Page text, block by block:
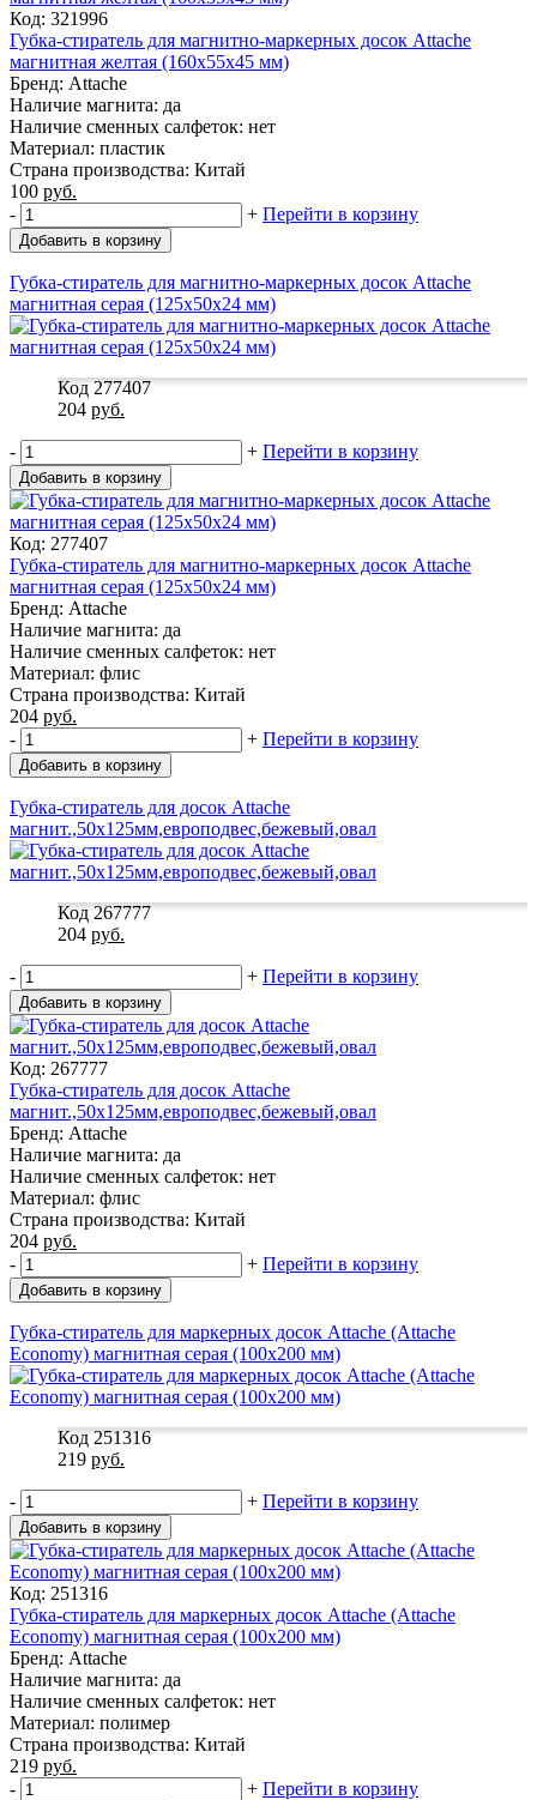
Код: 321996
Губка-стиратель для магнитно-маркерных досок Attache
магнитная желтая (160x55x45 мм)
Бренд: Attache
Наличие магнита: да
Наличие сменных салфеток: нет
Материал: пластик
Страна производства: Китай
100 руб.
-
+ Перейти в корзину
Добавить в корзину
Губка-стиратель для магнитно-маркерных досок Attache
магнитная серая (125x50x24 мм)
Код 277407
204 руб.
- + Перейти в корзину
Добавить в корзину
Код: 277407
Губка-стиратель для магнитно-маркерных досок Attache
магнитная серая (125x50x24 мм)
Бренд: Attache
Наличие магнита: да
Наличие сменных салфеток: нет
Материал: флис
Страна производства: Китай
204 руб.
-
+ Перейти в корзину
Добавить в корзину
Губка-стиратель для досок Attache
магнит.,50x125мм,европодвес,бежевый,овал
Код 267777
204 руб.
- + Перейти в корзину
Добавить в корзину
Код: 267777
Губка-стиратель для досок Attache
магнит.,50x125мм,европодвес,бежевый,овал
Бренд: Attache
Наличие магнита: да
Наличие сменных салфеток: нет
Материал: флис
Страна производства: Китай
204 руб.
-
+ Перейти в корзину
Добавить в корзину
Губка-стиратель для маркерных досок Attache (Attache
Economy) магнитная серая (100х200 мм)
Код 251316
219 руб.
- + Перейти в корзину
Добавить в корзину
Код: 251316
Губка-стиратель для маркерных досок Attache (Attache
Economy) магнитная серая (100х200 мм)
Бренд: Attache
Наличие магнита: да
Наличие сменных салфеток: нет
Материал: полимер
Страна производства: Китай
219 руб.
-
+ Перейти в корзину